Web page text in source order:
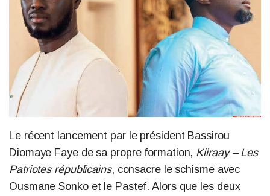
Le récent lancement par le président Bassirou
Diomaye Faye de sa propre formation, Kiiraay – Les
Patriotes républicains, consacre le schisme avec
Ousmane Sonko et le Pastef. Alors que les deux